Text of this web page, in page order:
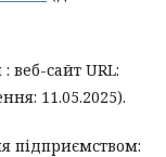
веб-сайт URL:
11.05.2025).
підприємством: